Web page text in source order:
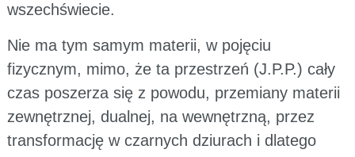
wszechświecie.
Nie ma tym samym materii, w pojęciu
fizycznym, mimo, że ta przestrzeń (J.P.P.) cały
czas poszerza się z powodu, przemiany materii
zewnętrznej, dualnej, na wewnętrzną, przez
transformację w czarnych dziurach i dlatego